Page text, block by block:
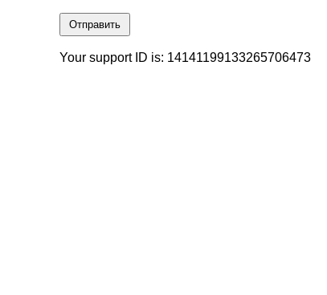
Отправить
Your support ID is: 14141199133265706473